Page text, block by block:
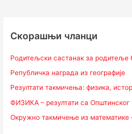
Скорашњи чланци
Родитељски састанак за родитеље
Републичка награда из географије
Резултати такмичења: физика,
ФИЗИКА – резултати са
Окружно такмичење из математике